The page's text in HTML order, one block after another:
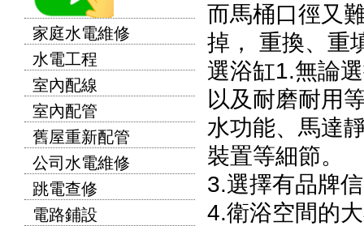
家庭水電維修
水電工程
室內配線
室內配管
舊屋重新配管
公司水電維修
跳電查修
電路鋪設
而馬桶口徑又
掉， 重換、重
選浴缸1.無論
以及耐磨耐用
水功能、馬達
裝置等細節。
3.選擇有品牌
4.衛浴空間的